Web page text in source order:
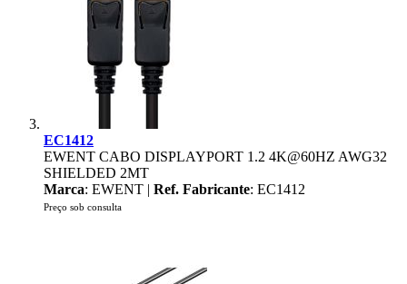
EC1412
EWENT CABO DISPLAYPORT 1.2 4K@60HZ AWG32
SHIELDED 2MT
Marca: EWENT | Ref. Fabricante: EC1412
Preço sob consulta